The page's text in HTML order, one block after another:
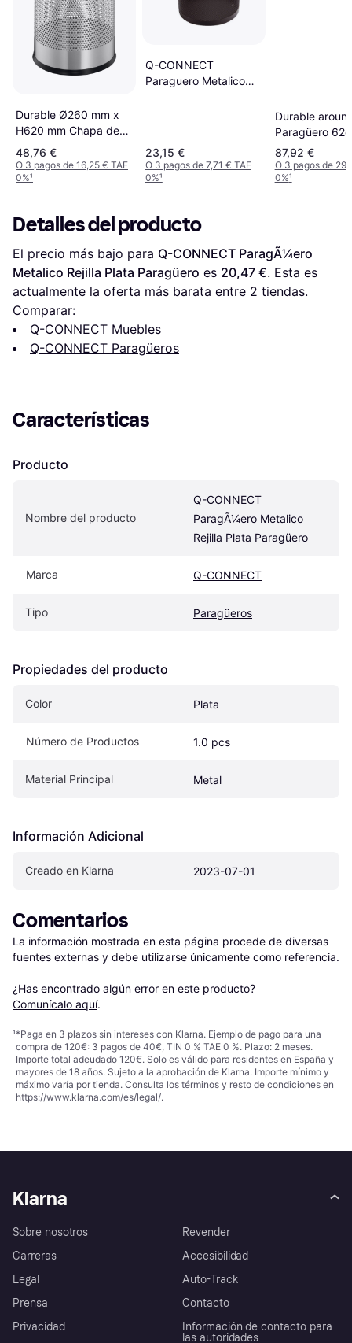
Durable Ø260 mm x
H620 mm Chapa de
Acero Gel Plateado-
Metalizado Paragüero
48,76 €
O 3 pagos de 16,25 € TAE
0%¹
Q-CONNECT
Paraguero Metalico
23,15 €
O 3 pagos de 7,71 € TAE
0%¹
Durable
Paragüero
87,92 €
O 3 pagos de
0%¹
Detalles del producto
El precio más bajo para Q-CONNECT ParagÃ¼ero
Metalico Rejilla Plata Paragüero es 20,47 €. Esta es
actualmente la oferta más barata entre 2 tiendas.
Comparar:
Q-CONNECT Muebles
Q-CONNECT Paragüeros
Características
Producto
Nombre del producto
Q-CONNECT
ParagÃ¼ero Metalico
Rejilla Plata Paragüero
Marca Q-CONNECT
Tipo Paragüeros
Propiedades del producto
Color Plata
Número de Productos 1.0 pcs
Material Principal Metal
Información Adicional
Creado en Klarna 2023-07-01
Comentarios
La información mostrada en esta página procede de diversas
fuentes externas y debe utilizarse únicamente como referencia.
¿Has encontrado algún error en este producto?
Comunícalo aquí.
¹*Paga en 3 plazos sin intereses con Klarna. Ejemplo de pago para una
compra de 120€: 3 pagos de 40€, TIN 0 % TAE 0 %. Plazo: 2 meses.
Importe total adeudado 120€. Solo es válido para residentes en España y
mayores de 18 años. Sujeto a la aprobación de Klarna. Importe mínimo y
máximo varía por tienda. Consulta los términos y resto de condiciones en
https://www.klarna.com/es/legal/.
Klarna
Sobre nosotros
Carreras
Legal
Prensa
Privacidad
Revender
Accesibilidad
Auto-Track
Contacto
Información de contacto para
las autoridades